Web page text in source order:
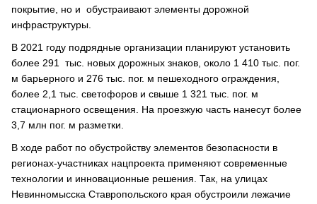
покрытие, но и обустраивают элементы дорожной
инфраструктуры.
В 2021 году подрядные организации планируют установить
более 291 тыс. новых дорожных знаков, около 1 410 тыс. пог.
м барьерного и 276 тыс. пог. м пешеходного ограждения,
более 2,1 тыс. светофоров и свыше 1 321 тыс. пог. м
стационарного освещения. На проезжую часть нанесут более
3,7 млн пог. м разметки.
В ходе работ по обустройству элементов безопасности в
регионах-участниках нацпроекта применяют современные
технологии и инновационные решения. Так, на улицах
Невинномысска Ставропольского края обустроили лежачие